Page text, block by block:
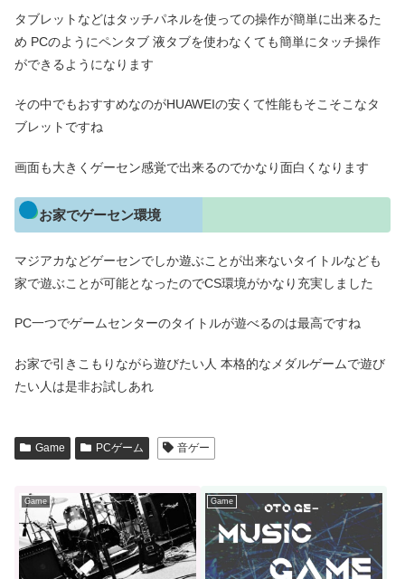
タブレットなどはタッチパネルを使っての操作が簡単に出来るた
め PCのようにペンタブ 液タブを使わなくても簡単にタッチ操作
ができるようになります
その中でもおすすめなのがHUAWEIの安くて性能もそこそこなタ
ブレットですね
画面も大きくゲーセン感覚で出来るのでかなり面白くなります
お家でゲーセン環境
マジアカなどゲーセンでしか遊ぶことが出来ないタイトルなども
家で遊ぶことが可能となったのでCS環境がかなり充実しました
PC一つでゲームセンターのタイトルが遊べるのは最高ですね
お家で引きこもりながら遊びたい人 本格的なメダルゲームで遊び
たい人は是非お試しあれ
Game PCゲーム 音ゲー
Game Game